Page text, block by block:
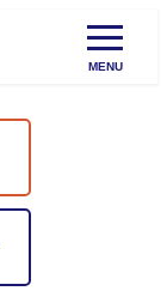
MENU